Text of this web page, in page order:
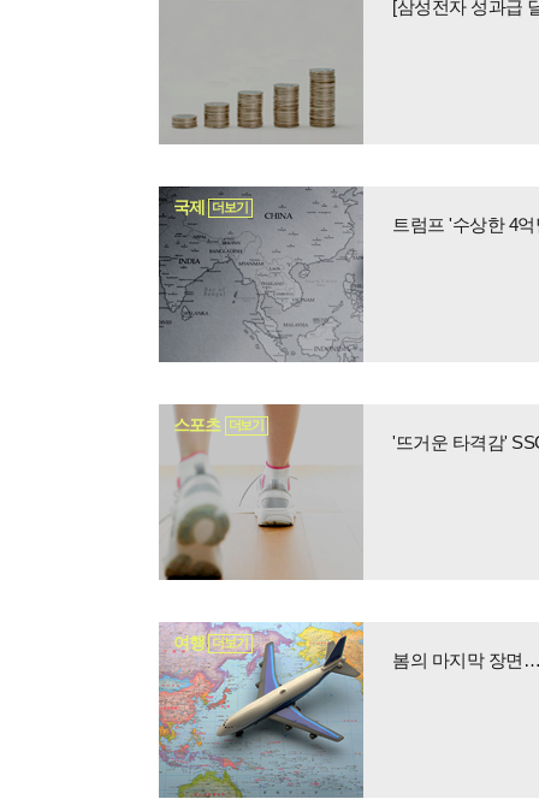
국제 더보기
트럼프 '수상한 4
스포츠 더보기
'뜨거운 타격감'
여행 더보기
봄의 마지막 장면